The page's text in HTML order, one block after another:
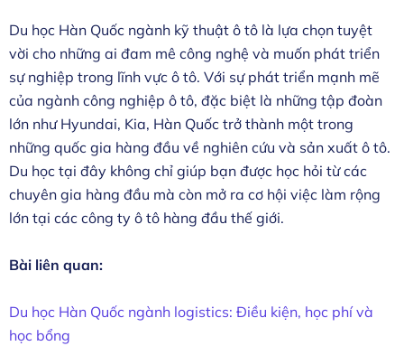
Du học Hàn Quốc ngành kỹ thuật ô tô là lựa chọn tuyệt
vời cho những ai đam mê công nghệ và muốn phát triển
sự nghiệp trong lĩnh vực ô tô. Với sự phát triển mạnh mẽ
của ngành công nghiệp ô tô, đặc biệt là những tập đoàn
lớn như Hyundai, Kia, Hàn Quốc trở thành một trong
những quốc gia hàng đầu về nghiên cứu và sản xuất ô tô.
Du học tại đây không chỉ giúp bạn được học hỏi từ các
chuyên gia hàng đầu mà còn mở ra cơ hội việc làm rộng
lớn tại các công ty ô tô hàng đầu thế giới.
Bài liên quan:
Du học Hàn Quốc ngành logistics: Điều kiện, học phí và
học bổng